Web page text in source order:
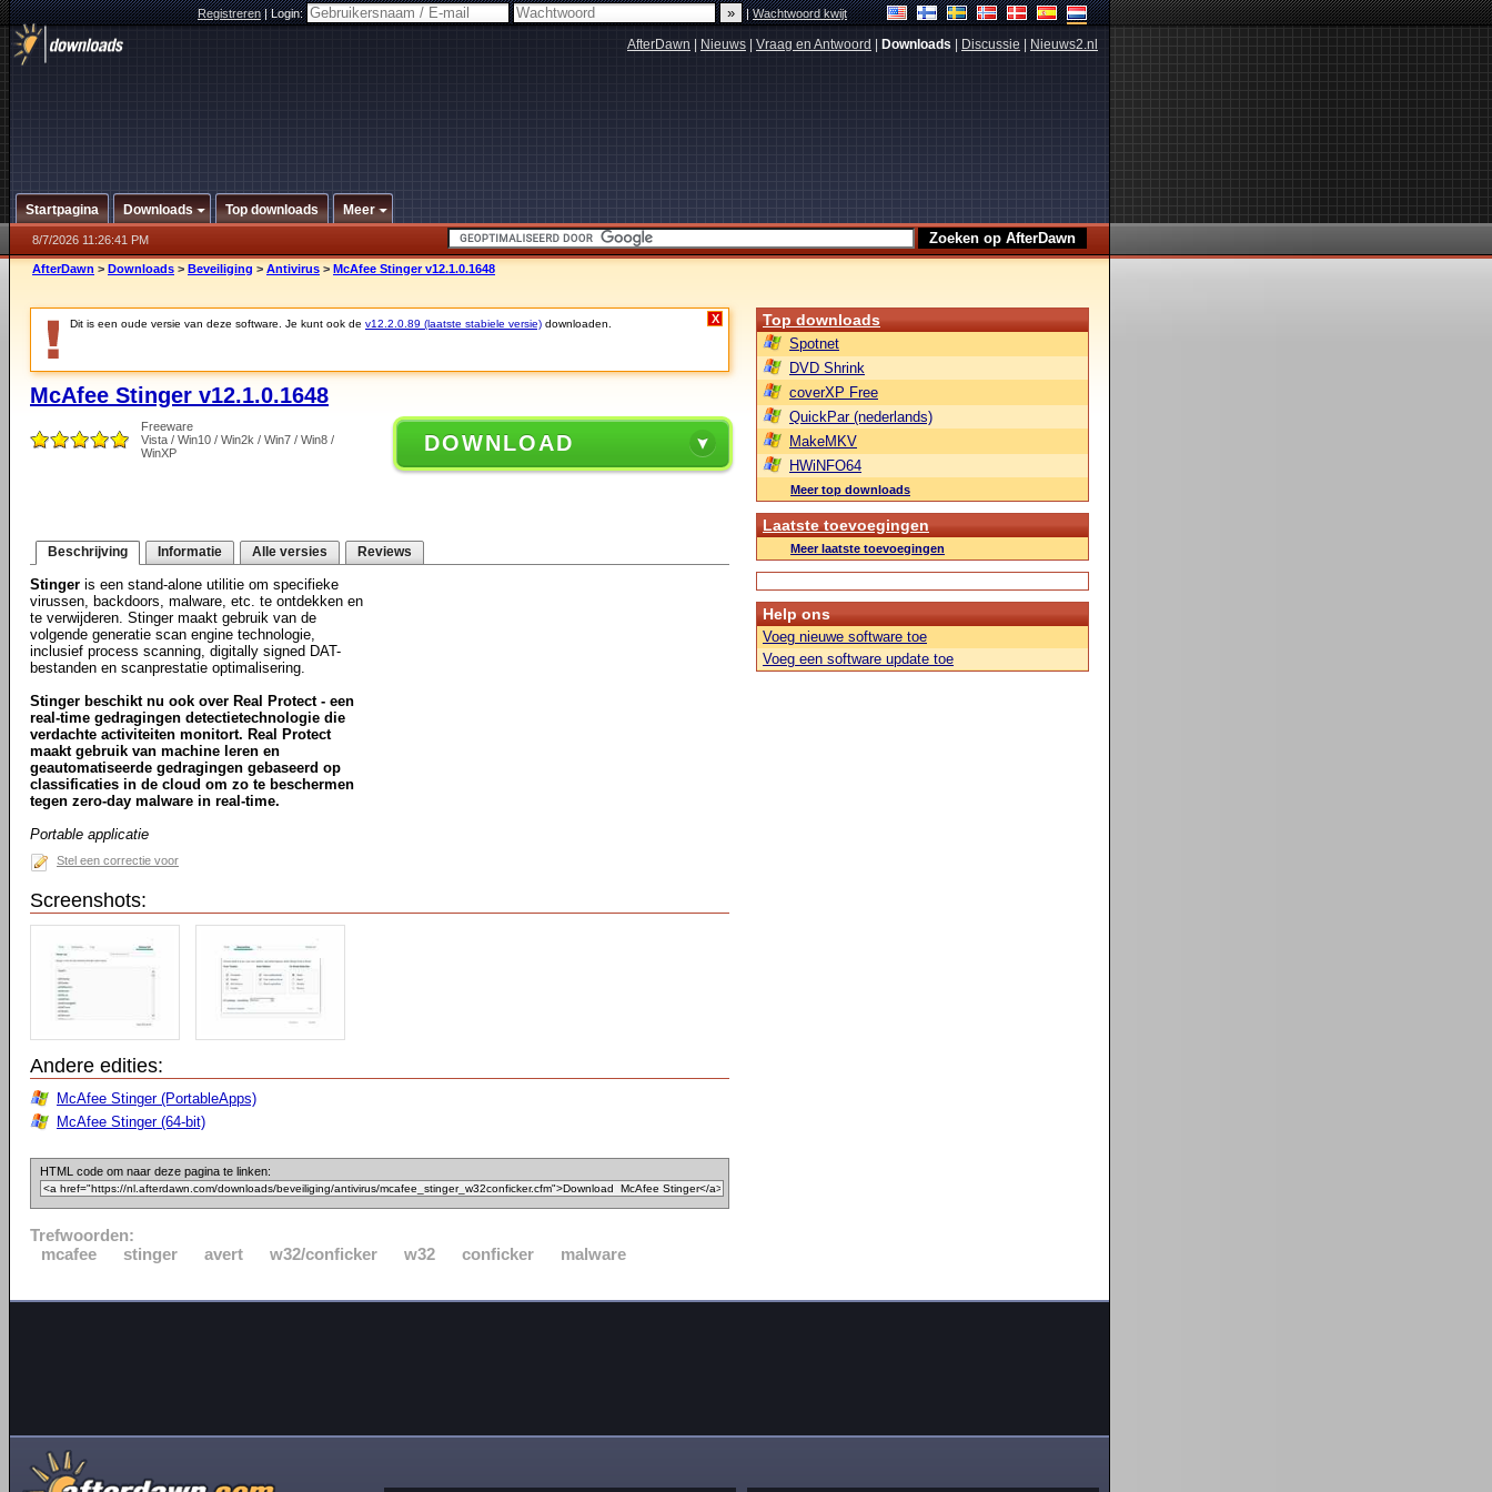
Registreren|Login: |Wachtwoord kwijt
AfterDawn Nieuws Vraag en Antwoord Downloads Discussie Nieuws2.nl
Startpagina Downloads Top downloads Meer
8/7/2026 11:26:41 PM
AfterDawn > Downloads > Beveiliging > Antivirus > McAfee Stinger v12.1.0.1648
Dit is een oude versie van deze software. Je kunt ook de v12.2.0.89 (laatste stabiele versie) downloaden. X
McAfee Stinger v12.1.0.1648
Freeware
Vista / Win10 / Win2k / Win7 / Win8 /
WinXP
DOWNLOAD
Beschrijving Informatie Alle versies Reviews
Stinger is een stand-alone utilitie om specifieke
virussen, backdoors, malware, etc. te ontdekken en
te verwijderen. Stinger maakt gebruik van de
volgende generatie scan engine technologie,
inclusief process scanning, digitally signed DAT-
bestanden en scanprestatie optimalisering.
Stinger beschikt nu ook over Real Protect - een
real-time gedragingen detectietechnologie die
verdachte activiteiten monitort. Real Protect
maakt gebruik van machine leren en
geautomatiseerde gedragingen gebaseerd op
classificaties in de cloud om zo te beschermen
tegen zero-day malware in real-time.
Portable applicatie
Stel een correctie voor
Screenshots:
Andere edities:
McAfee Stinger (PortableApps)
McAfee Stinger (64-bit)
HTML code om naar deze pagina te linken:
Trefwoorden:
mcafee
stinger avert w32/conficker w32 conficker malware
Top downloads
Spotnet
DVD Shrink
coverXP Free
QuickPar (nederlands)
MakeMKV
HWiNFO64
Meer top downloads
Laatste toevoegingen
Meer laatste toevoegingen
Help ons
Voeg nieuwe software toe
Voeg een software update toe